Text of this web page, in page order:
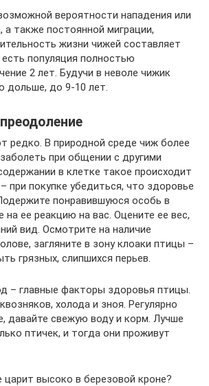
вероятности нападения или
а также постоянной миграции,
жизни чижей составляет
есть популяция полностью
2 лет. Будучи в неволе чижик
дольше, до 9-10 лет.
редко. В природной среде чиж более
при общении с другими
в клетке такое происходит
при покупке убедиться, что здоровье
понравившуюся особь в
на ее реакцию на вас. Оцените ее вес,
вид. Осмотрите на наличие
загляните в зону клоаки птицы –
грязных, слипшихся перьев.
– главные факторы здоровья птицы.
холода и зноя. Регулярно
давайте свежую воду и корм. Лучше
птичек, и тогда они проживут
царит высоко в березовой кроне?